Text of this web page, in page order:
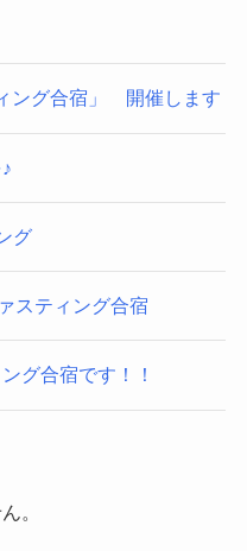
ング合宿」 開催します
グ
スティング合宿
グ合宿です！！
。